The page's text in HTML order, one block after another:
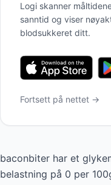
Logi skanner
sanntid og viser
blodsukkeret ditt.
Fortsett på nettet →
baconbiter har et
belastning på 0 per